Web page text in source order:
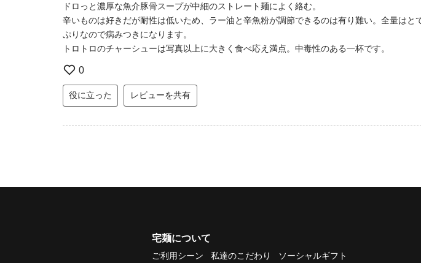
ドロっと濃厚な魚介豚骨スープが中細のストレート麺によく絡む。
辛いものは好きだが耐性は低いため、ラー油と辛魚粉が調節できるのは有り難い。全量は
ぷりなので病みつきになります。
トロトロのチャーシューは写真以上に大きく食べ応え満点。中毒性のある一杯です。
0
役に立った レビューを共有
宅麺について
ご利用シーン 私達のこだわり ソーシャルギフト